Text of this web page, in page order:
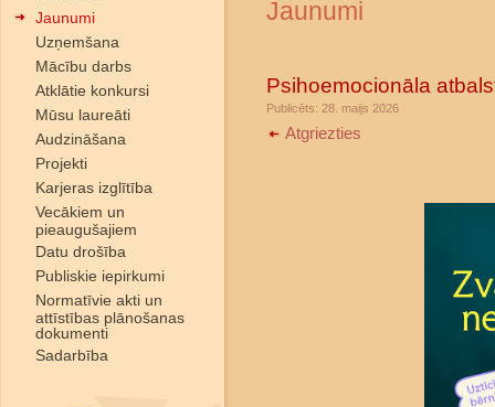
Jaunumi
Uzņemšana
Mācību darbs
Atklātie konkursi
Mūsu laureāti
Audzināšana
Projekti
Karjeras izglītība
Vecākiem un
pieaugušajiem
Datu drošība
Publiskie iepirkumi
Normatīvie akti un
attīstības plānošanas
dokumenti
Sadarbība
Jaunumi
Psihoemocionāla
Publicēts: 28. maijs 2026
Atgriezties